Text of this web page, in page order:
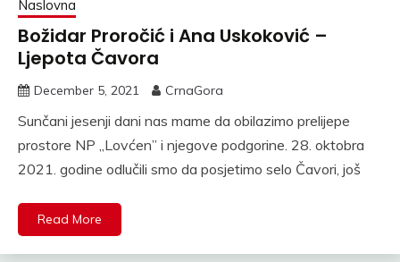
Naslovna
Božidar Proročić i Ana Uskoković –
Ljepota Čavora
December 5, 2021 CrnaGora
Sunčani jesenji dani nas mame da obilazimo prelijepe
prostore NP ,,Lovćen” i njegove podgorine. 28. oktobra
2021. godine odlučili smo da posjetimo selo Čavori, još
Read More